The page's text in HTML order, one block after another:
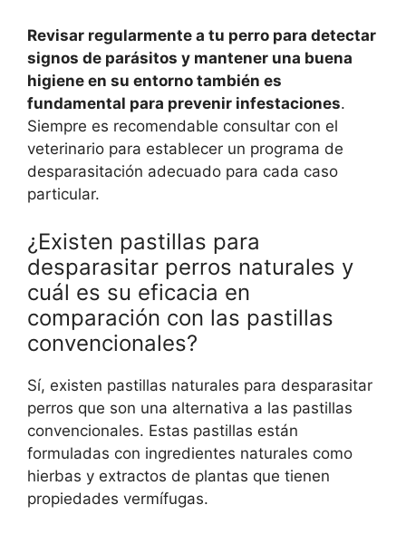
Revisar regularmente a tu perro para detectar
signos de parásitos y mantener una buena
higiene en su entorno también es
fundamental para prevenir infestaciones.
Siempre es recomendable consultar con el
veterinario para establecer un programa de
desparasitación adecuado para cada caso
particular.
¿Existen pastillas para
desparasitar perros naturales y
cuál es su eficacia en
comparación con las pastillas
convencionales?
Sí, existen pastillas naturales para desparasitar
perros que son una alternativa a las pastillas
convencionales. Estas pastillas están
formuladas con ingredientes naturales como
hierbas y extractos de plantas que tienen
propiedades vermífugas.